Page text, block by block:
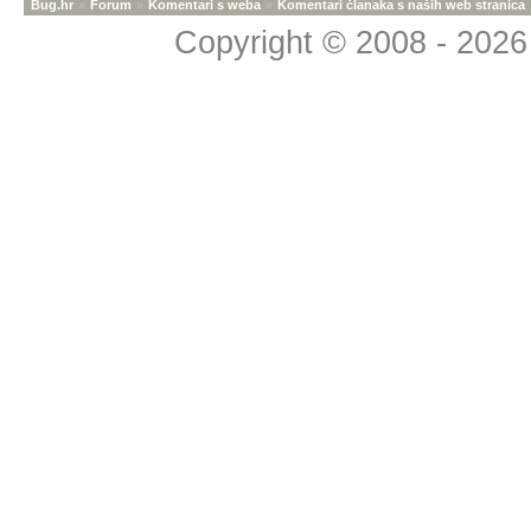
Bug.hr » Forum » Komentari s weba » Komentari članaka s naših web stranica
Copyright © 2008 -